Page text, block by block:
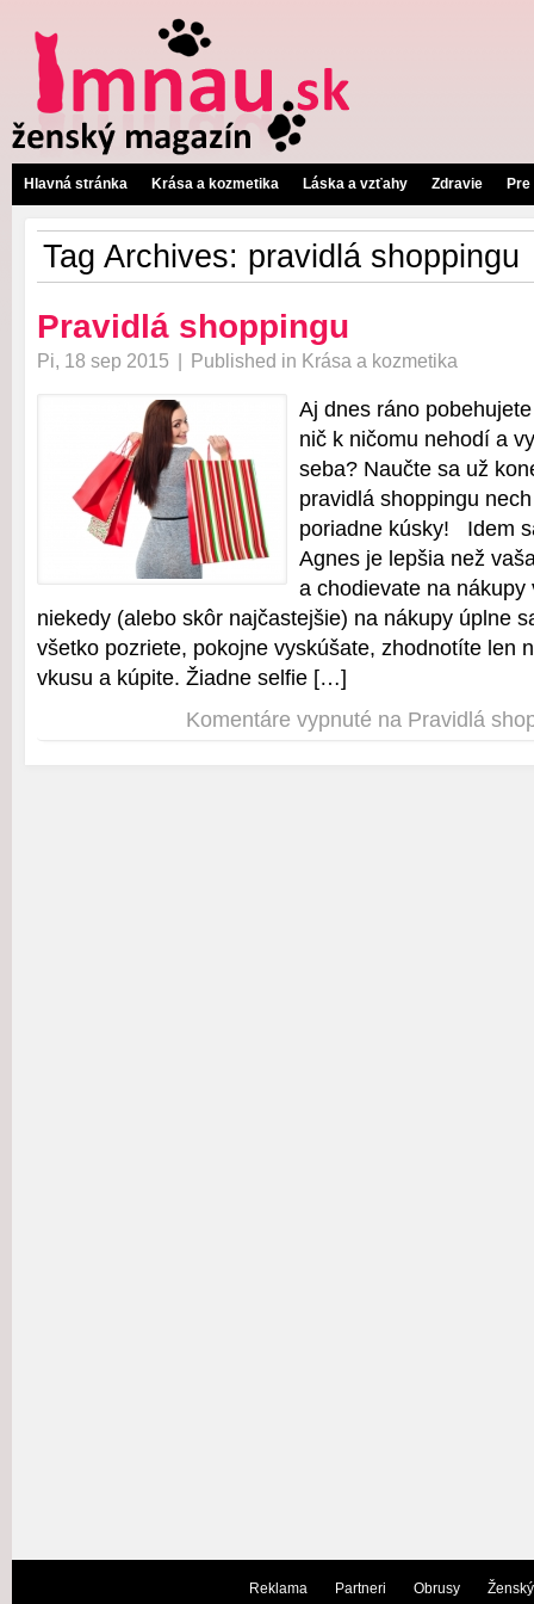
Hlavná stránka Krása a kozmetika Láska a vzťahy Zdravie
Tag Archives: pravidlá shoppingu
Pravidlá shoppingu
Pi, 18 sep 2015 | Published in Krása a kozmetika
Aj dnes ráno
nič k ničomu nehodí a
seba? Naučte sa už
pravidlá shoppingu
poriadne kúsky! Idem
Agnes je lepšia než
a chodievate na nákupy
niekedy (alebo skôr najčastejšie) na nákupy úplne
všetko pozriete, pokojne vyskúšate, zhodnotíte len
vkusu a kúpite. Žiadne selfie […]
Komentáre vypnuté na Pravidlá
Reklama Partneri Obrusy